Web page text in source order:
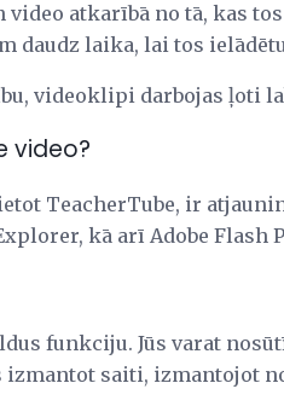
atkarībā no tā, kas
daudz laika, lai tos
videoklipi darbojas ļoti
video?
TeacherTube, ir
kā arī Adobe Flash
funkciju. Jūs varat
izmantot saiti, izmantojot